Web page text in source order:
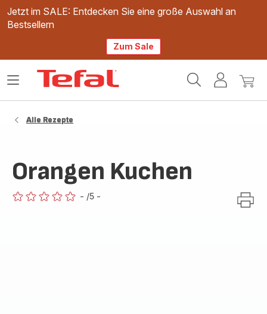
Jetzt im SALE: Entdecken Sie eine große Auswahl an
Bestsellern
Zum Sale
Mein
Mein
Das
Alle Rezepte
Orangen Kuchen
- /5 -